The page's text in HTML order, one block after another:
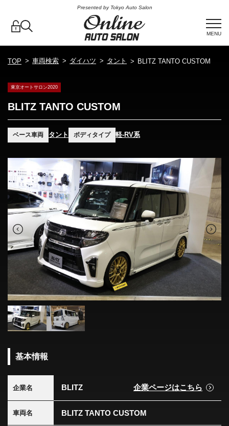
Presented by Tokyo Auto Salon
MENU
TOP 車両検索 ダイハツ タント BLITZ TANTO CUSTOM
東京オートサロン2020
BLITZ TANTO CUSTOM
ベース車両 タント ボディタイプ 軽-RV系
基本情報
企業名 BLITZ 企業ページはこちら
車両名 BLITZ TANTO CUSTOM